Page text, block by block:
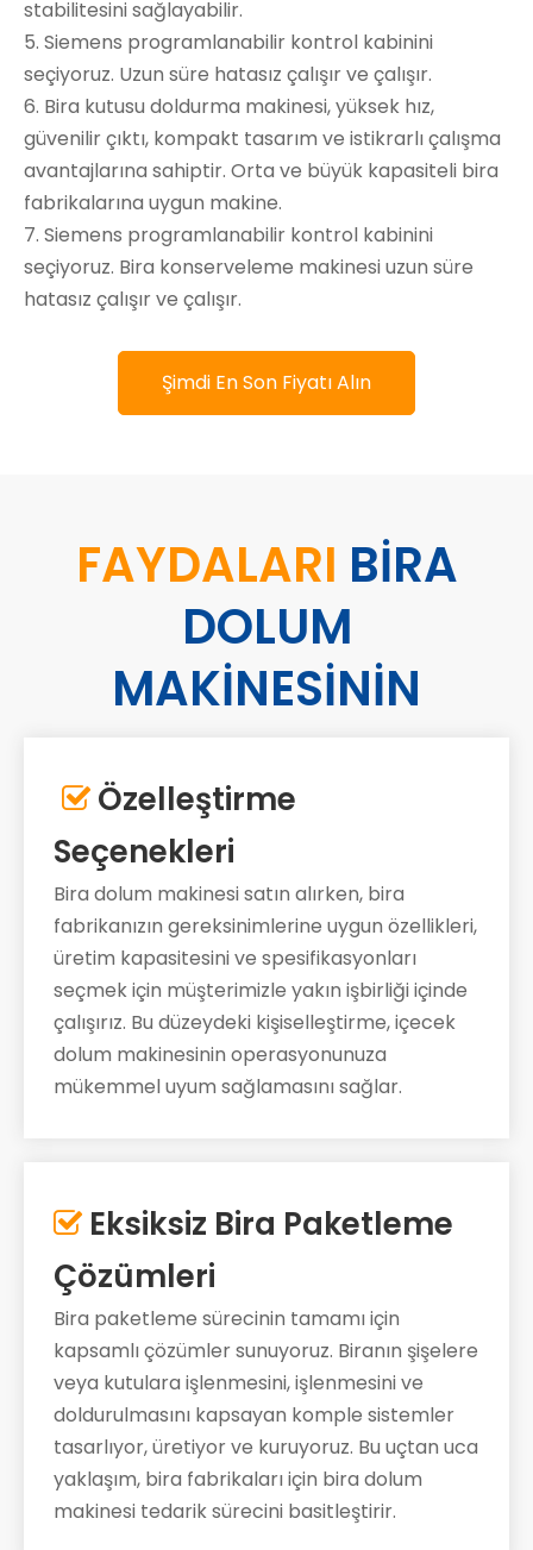
stabilitesini sağlayabilir.
5. Siemens programlanabilir kontrol kabinini
seçiyoruz. Uzun süre hatasız çalışır ve çalışır.
6. Bira kutusu doldurma makinesi, yüksek hız,
güvenilir çıktı, kompakt tasarım ve istikrarlı çalışma
avantajlarına sahiptir. Orta ve büyük kapasiteli bira
fabrikalarına uygun makine.
7. Siemens programlanabilir kontrol kabinini
seçiyoruz. Bira konserveleme makinesi uzun süre
hatasız çalışır ve çalışır.
Şimdi En Son Fiyatı Alın
FAYDALARI BİRA
DOLUM
MAKİNESİNİN
 Özelleştirme
Seçenekleri
Bira dolum makinesi satın alırken, bira
fabrikanızın gereksinimlerine uygun özellikleri,
üretim kapasitesini ve spesifikasyonları
seçmek için müşterimizle yakın işbirliği içinde
çalışırız. Bu düzeydeki kişiselleştirme, içecek
dolum makinesinin operasyonunuza
mükemmel uyum sağlamasını sağlar.
 Eksiksiz Bira Paketleme
Çözümleri
Bira paketleme sürecinin tamamı için
kapsamlı çözümler sunuyoruz. Biranın şişelere
veya kutulara işlenmesini, işlenmesini ve
doldurulmasını kapsayan komple sistemler
tasarlıyor, üretiyor ve kuruyoruz. Bu uçtan uca
yaklaşım, bira fabrikaları için bira dolum
makinesi tedarik sürecini basitleştirir.